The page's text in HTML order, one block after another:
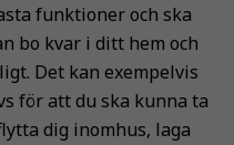
funktioner och ska
bo kvar i ditt hem och
Det kan exempelvis
för att du ska kunna ta
dig inomhus, laga